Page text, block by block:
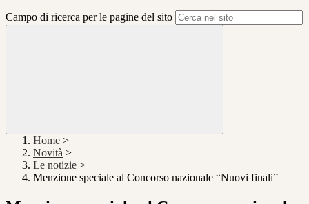
Campo di ricerca per le pagine del sito
Home >
Novità >
Le notizie >
Menzione speciale al Concorso nazionale “Nuovi finali”